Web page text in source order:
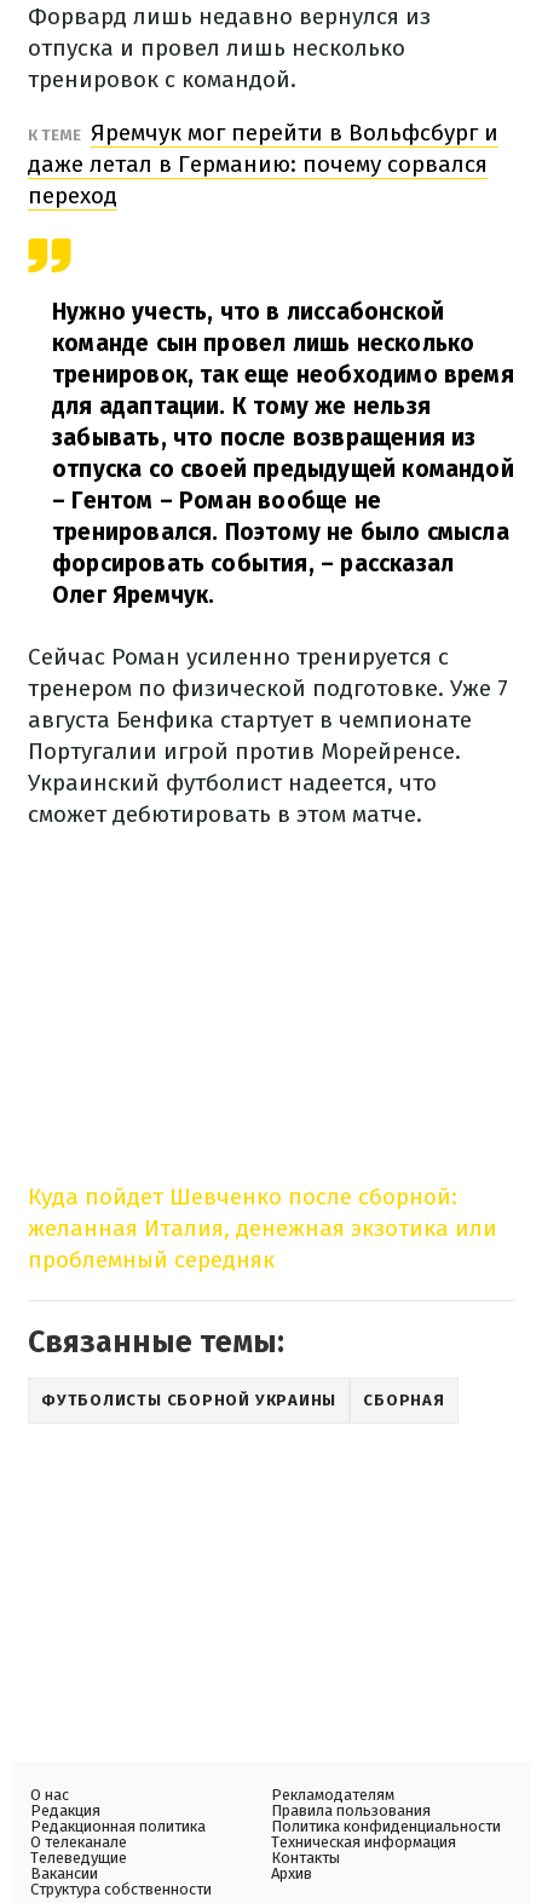
Форвард лишь недавно вернулся из
отпуска и провел лишь несколько
тренировок с командой.
К ТЕМЕ Яремчук мог перейти в Вольфсбург и
даже летал в Германию: почему сорвался
переход
Нужно учесть, что в лиссабонской
команде сын провел лишь несколько
тренировок, так еще необходимо время
для адаптации. К тому же нельзя
забывать, что после возвращения из
отпуска со своей предыдущей командой
– Гентом – Роман вообще не
тренировался. Поэтому не было смысла
форсировать события, – рассказал
Олег Яремчук.
Сейчас Роман усиленно тренируется с
тренером по физической подготовке. Уже 7
августа Бенфика стартует в чемпионате
Португалии игрой против Морейренсе.
Украинский футболист надеется, что
сможет дебютировать в этом матче.
Куда пойдет Шевченко после сборной:
желанная Италия, денежная экзотика или
проблемный середняк
Связанные темы:
ФУТБОЛИСТЫ СБОРНОЙ УКРАИНЫ СБОРНАЯ
О нас
Редакция
Редакционная политика
О телеканале
Телеведущие
Вакансии
Структура собственности
Рекламодателям
Правила пользования
Политика конфиденциальности
Техническая информация
Контакты
Архив